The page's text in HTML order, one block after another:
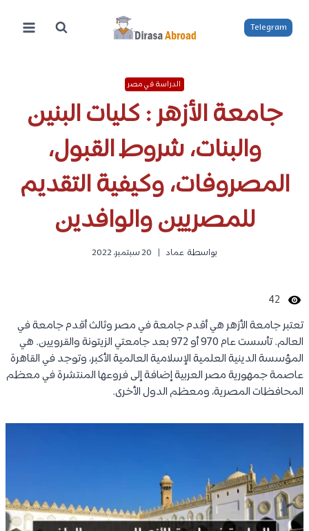
المحتوى
Telegram
الدراسة في مصر
جامعة الأزهر : كليات البنين
والبنات، شروط القبول،
المصروفات، وكيفية التقديم
للمصريين والوافدين
بواسطة عماد 20 سبتمبر، 2022
42
تعتبر جامعة الأزهر هي أقدم جامعة في مصر وثالث أقدم جامعة في
العالم. تأسست عام 970 أو 972 بعد جامعتي الزيتونة والقرويين. هي
المؤسسة الدينية العلمية الإسلامية العالمية الأكبر، وتوجد في القاهرة
عاصمة جمهورية مصر العربية إضافة إلى فروعها المنتشرة في معظم
المحافظات المصرية، ومعظم الدول الأخرى.